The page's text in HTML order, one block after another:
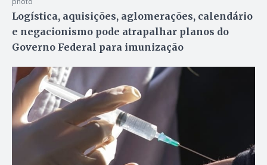
Logística, aquisições, aglomerações, calendário
e negacionismo pode atrapalhar planos do
Governo Federal para imunização